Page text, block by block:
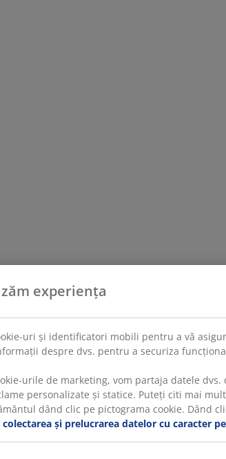
experiența
uri și identificatori mobili pentru a vă
despre dvs. pentru a securiza
urile de marketing, vom partaja datele
personalizate și statice. Puteți citi mai
dând clic pe pictograma cookie. Dând
colectarea și prelucrarea datelor cu caracter